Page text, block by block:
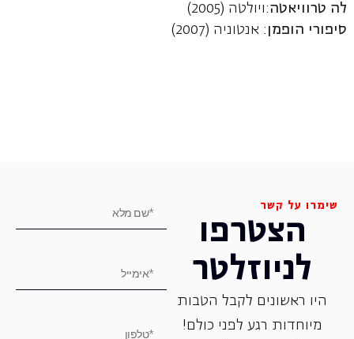
לה טרוויאטה:ויולטה (2005)
סיפורי הופמן : אנטוניה (2007)
שימרו על קשר
הצטרפו
לניוזלטר
היו ראשונים לקבל הטבות
מיוחדות רגע לפני כולם!